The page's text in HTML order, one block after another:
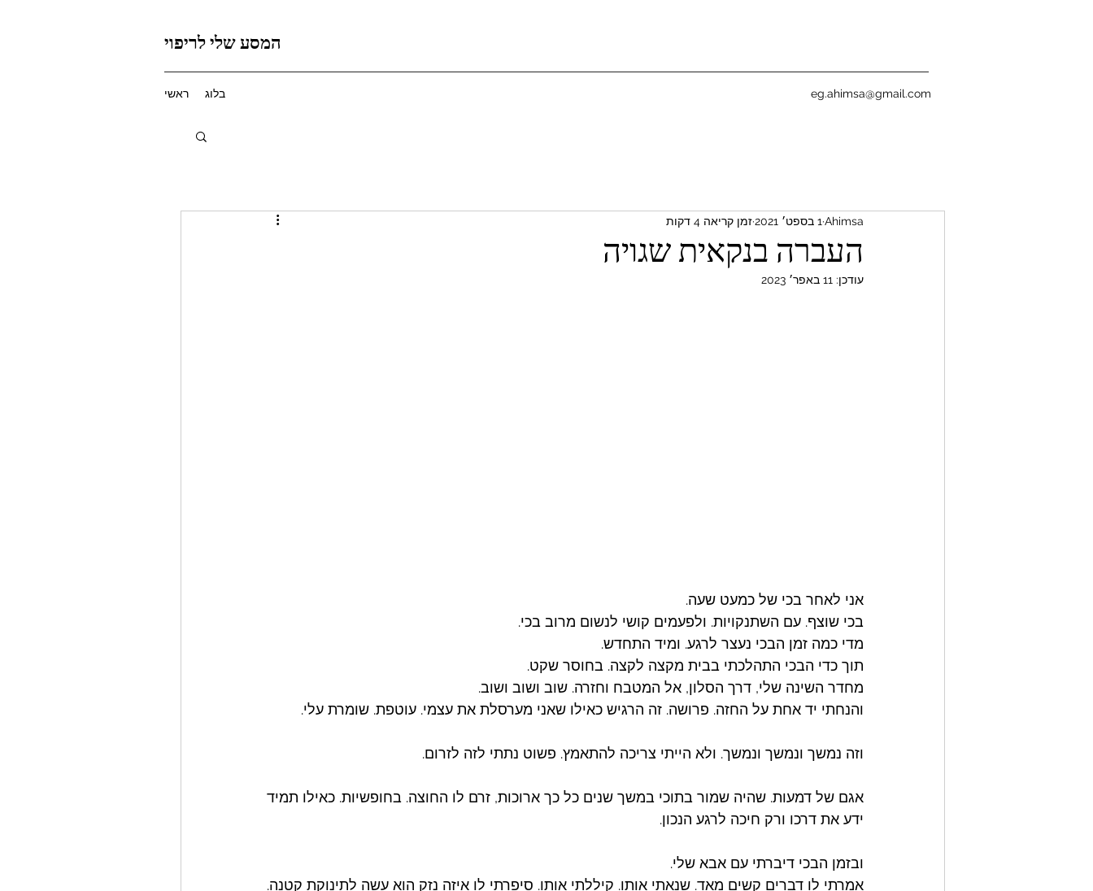
המסע שלי לריפוי
ראשי בלוג eg.ahimsa@gmail.com
העברה בנקאית שגויה
Ahimsa 1 בספט׳ 2021 זמן קריאה 4 דקות
עודכן: 11 באפר׳ 2023
אני לאחר בכי של כמעט שעה.
בכי שוצף. עם השתנקויות. ולפעמים קושי לנשום מרוב בכי.
מדי כמה זמן הבכי נעצר לרגע. ומיד התחדש.
תוך כדי הבכי התהלכתי בבית מקצה לקצה. בחוסר שקט.
מחדר השינה שלי, דרך הסלון, אל המטבח וחזרה. שוב ושוב ושוב.
והנחתי יד אחת על החזה. פרושה. זה הרגיש כאילו שאני מערסלת את עצמי. עוטפת. שומרת עלי.
וזה נמשך ונמשך ונמשך. ולא הייתי צריכה להתאמץ. פשוט נתתי לזה לזרום.
אגם של דמעות. שהיה שמור בתוכי במשך שנים כל כך ארוכות, זרם לו החוצה. בחופשיות. כאילו תמיד
ידע את דרכו ורק חיכה לרגע הנכון.
ובזמן הבכי דיברתי עם אבא שלי.
אמרתי לו דברים קשים מאד. שנאתי אותו. קיללתי אותו. סיפרתי לו איזה נזק הוא עשה לתינוקת קטנה.